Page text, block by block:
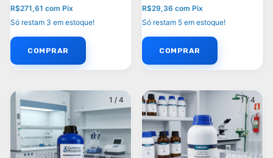
R$271,61 com Pix
Só restam 3 em estoque!
R$29,36 com Pix
Só restam 5 em estoque!
1 / 4 1/ 4